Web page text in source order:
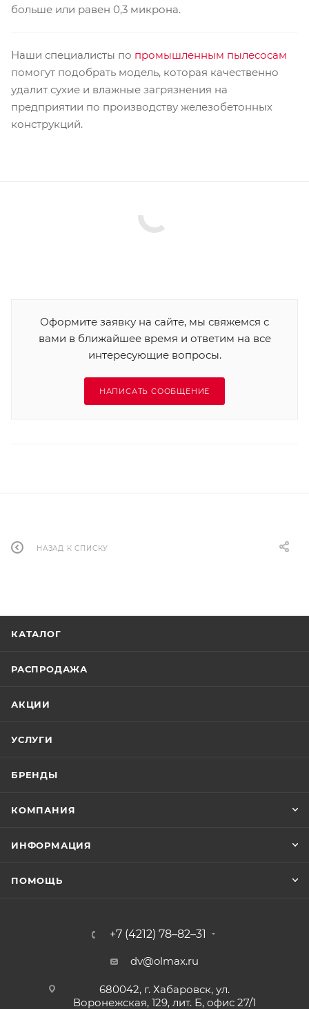
больше или равен 0,3 микрона.
Наши специалисты по промышленным пылесосам
помогут подобрать модель, которая качественно
удалит сухие и влажные загрязнения на
предприятии по производству железобетонных
конструкций.
Оформите заявку на сайте, мы свяжемся с
вами в ближайшее время и ответим на все
интересующие вопросы.
НАПИСАТЬ СООБЩЕНИЕ
НАЗАД К СПИСКУ
КАТАЛОГ
РАСПРОДАЖА
АКЦИИ
УСЛУГИ
БРЕНДЫ
КОМПАНИЯ
ИНФОРМАЦИЯ
ПОМОЩЬ
+7 (4212) 78–82–31
dv@olmax.ru
680042, г. Хабаровск, ул.
Воронежская, 129, лит. Б, офис 27/1